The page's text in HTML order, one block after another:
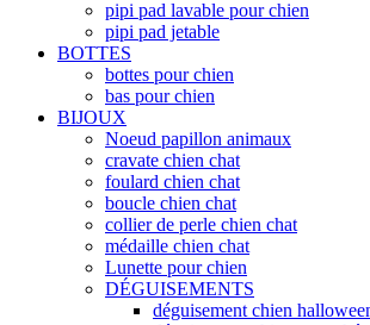
pipi pad lavable pour chien
pipi pad jetable
BOTTES
bottes pour chien
bas pour chien
BIJOUX
Noeud papillon animaux
cravate chien chat
foulard chien chat
boucle chien chat
collier de perle chien chat
médaille chien chat
Lunette pour chien
DÉGUISEMENTS
déguisement chien